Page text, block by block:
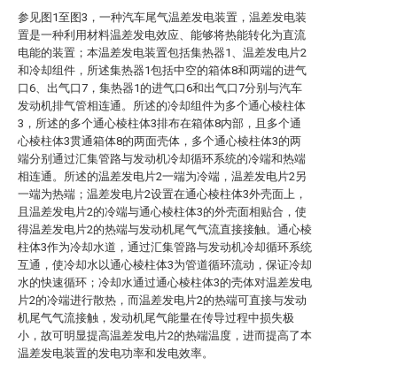
参见图1至图3，一种汽车尾气温差发电装置，温差发电装
置是一种利用材料温差发电效应、能够将热能转化为直流
电能的装置；本温差发电装置包括集热器1、温差发电片2
和冷却组件，所述集热器1包括中空的箱体8和两端的进气
口6、出气口7，集热器1的进气口6和出气口7分别与汽车
发动机排气管相连通。所述的冷却组件为多个通心棱柱体
3，所述的多个通心棱柱体3排布在箱体8内部，且多个通
心棱柱体3贯通箱体8的两面壳体，多个通心棱柱体3的两
端分别通过汇集管路与发动机冷却循环系统的冷端和热端
相连通。所述的温差发电片2一端为冷端，温差发电片2另
一端为热端；温差发电片2设置在通心棱柱体3外壳面上，
且温差发电片2的冷端与通心棱柱体3的外壳面相贴合，使
得温差发电片2的热端与发动机尾气气流直接接触。通心棱
柱体3作为冷却水道，通过汇集管路与发动机冷却循环系统
互通，使冷却水以通心棱柱体3为管道循环流动，保证冷却
水的快速循环；冷却水通过通心棱柱体3的壳体对温差发电
片2的冷端进行散热，而温差发电片2的热端可直接与发动
机尾气气流接触，发动机尾气能量在传导过程中损失极
小，故可明显提高温差发电片2的热端温度，进而提高了本
温差发电装置的发电功率和发电效率。